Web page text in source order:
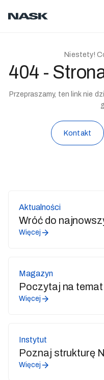
Niestety!
404 -
Przepraszamy, ten link nie
Kontakt
Aktualności
Wróć do
Więcej
Magazyn
Poczytaj na
Więcej
Instytut
Poznaj strukturę
Więcej